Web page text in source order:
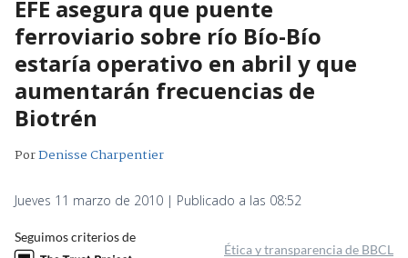
EFE asegura que puente
ferroviario sobre río Bío-Bío
estaría operativo en abril y que
aumentarán frecuencias de
Biotrén
PorDenisse Charpentier
Jueves 11 marzo de 2010 | Publicado a las 08:52
Seguimos criterios de
Ética y transparencia de BBCL